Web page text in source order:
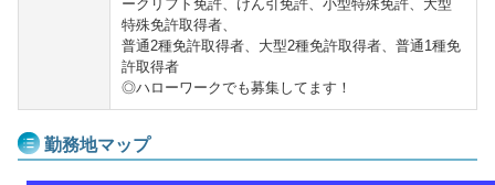
ークリフト免許、けん引免許、小型特殊免許、大型
特殊免許取得者、
普通2種免許取得者、大型2種免許取得者、普通1種免
許取得者
◎ハローワークでも募集してます！
勤務地マップ